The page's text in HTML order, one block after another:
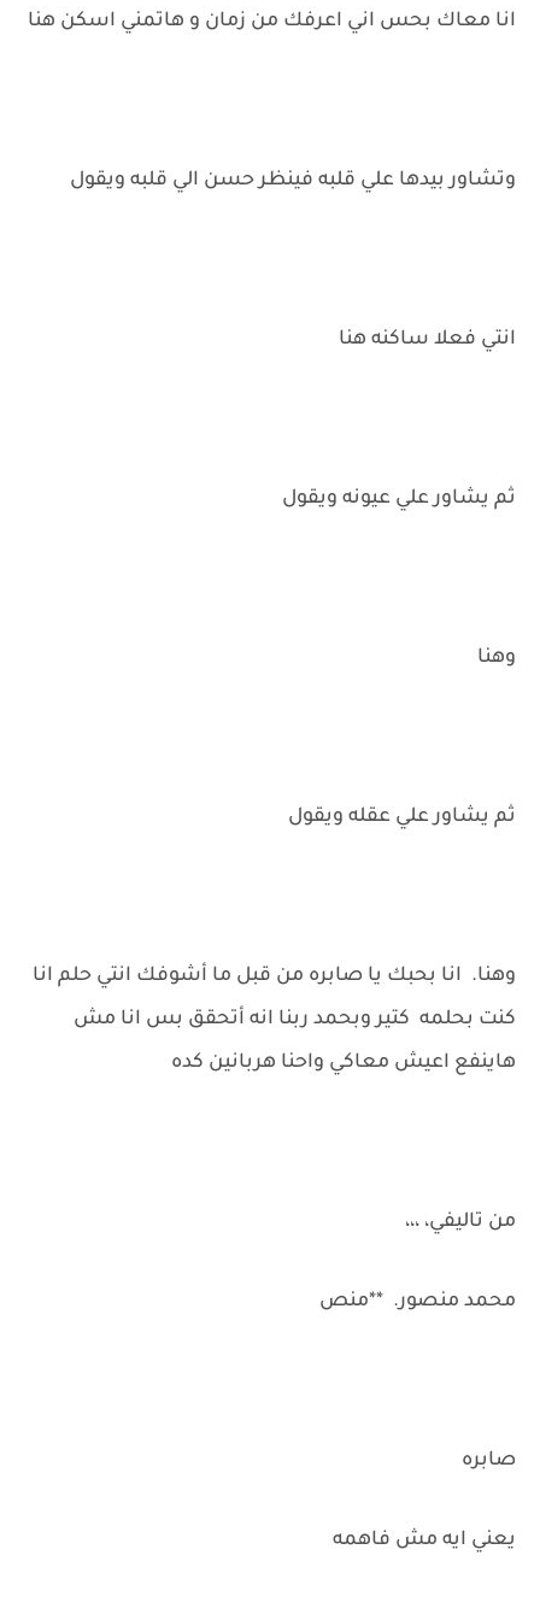
انا معاك بحس اني اعرفك من زمان و هاتمني اسكن هنا
وتشاور بيدها علي قلبه فينظر حسن الي قلبه ويقول
انتي فعلا ساكنه هنا
ثم يشاور علي عيونه ويقول
وهنا
ثم يشاور علي عقله ويقول
وهنا. انا بحبك يا صابره من قبل ما أشوفك انتي حلم انا
كنت بحلمه كتير وبحمد ربنا انه أتحقق بس انا مش
هاينفع اعيش معاكي واحنا هربانين كده
من تاليفي، ،،،
محمد منصور. **منص
صابره
يعني ايه مش فاهمه